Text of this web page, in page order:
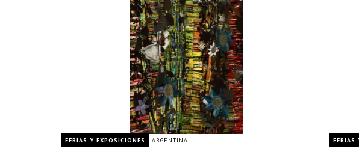
FERIAS Y EXPOSICIONES ARGENTINA FERIAS